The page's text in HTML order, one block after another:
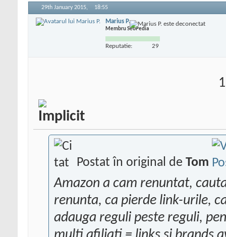
29th January 2015, 18:55
Marius P.
Membru SeoPedia
Reputatie: 29
Postat în original de Tom
Amazon a cam renuntat,
renunta, ca pierde link-urile,
adauga reguli peste reguli,